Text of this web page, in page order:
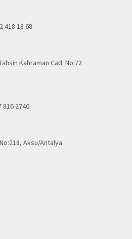
418 18 68
Kahraman Cad. No:72
816 2740
Aksu/Antalya